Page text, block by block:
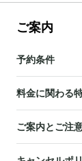
ご案内
予約条件
料金に関わる
ご案内とご注